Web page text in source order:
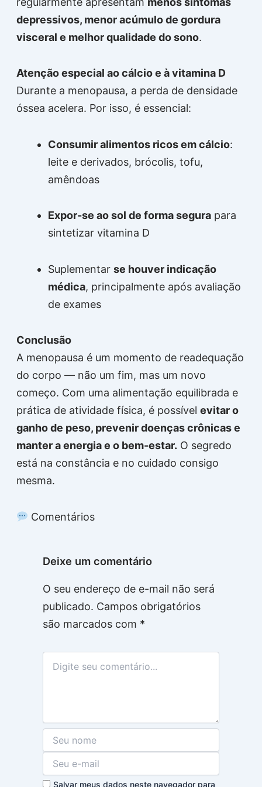
depressivos, menor acúmulo de gordura
visceral e melhor qualidade do sono.
Atenção especial ao cálcio e à vitamina D
Durante a menopausa, a perda de densidade
óssea acelera. Por isso, é essencial:
Consumir alimentos ricos em cálcio:
leite e derivados, brócolis, tofu,
amêndoas
Expor-se ao sol de forma segurapara
sintetizar vitamina D
Suplementar se houver indicação
médica, principalmente após avaliação
de exames
Conclusão
A menopausa é um momento de readequação
do corpo — não um fim, mas um novo
começo. Com uma alimentação equilibrada e
prática de atividade física, é possível evitar o
ganho de peso, prevenir doenças crônicas e
manter a energia e o bem-estar. O segredo
está na constância e no cuidado consigo
mesma.
Comentários
Deixe um comentário
O seu endereço de e-mail não será
publicado. Campos obrigatórios
são marcados com *
Salvar meus dados neste navegador para